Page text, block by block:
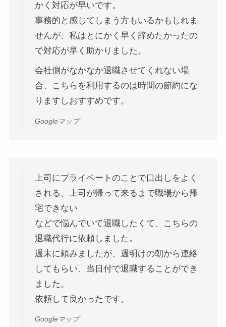
かく対応が早いです。
事務的と感じてしまう方もいるかもしれま
せんが、私はとにかく早く辞めたかったの
で対応が早く助かりました。
会社側がなかなか退職させてくれない場
合、こちらを利用するのは時間の節約にな
りますしおすすめです。
Googleマップ
上司にプライベートのことで口出しをよく
される、上司が帰って来るまで職場から帰
宅できない
などで悩んでいて退職したくて、こちらの
退職代行に依頼しました。
週末に頼みましたが、週明けの朝から連絡
してもらい、当日付で退職することができ
ました。
依頼して良かったです。
Googleマップ